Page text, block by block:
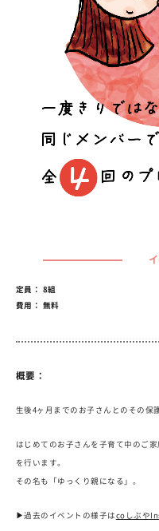
定員： 8組
費用： 無料
概要：
生後4ヶ月までのお子さんとのその
はじめてのお子さんを子育て中のご
を行います。
その名も「ゆっくり親になる」。
▶︎過去のイベントの様子はcoしぶや